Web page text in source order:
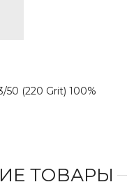
50 (220 Grit) 100%
ТОВАРЫ